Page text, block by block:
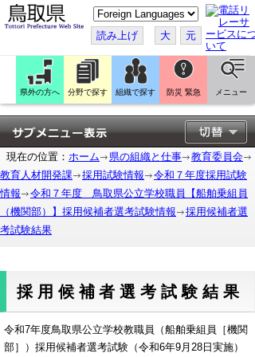
こ
の
ペ
ー
ジ
翻
訳
す
る
読み上げ 大 元
県外の方へ 分野で探す 組織で探す 防災 緊急 メニュー
現在の位置： ホーム 県の組織と仕事
教育委員会
教育人材開発課
採用試験情報
令和７年度採用試験
情報
令和７年度 鳥取県公立学校職員【船舶乗組員
（機関部）】採用候補者選考試験情報
採用候補者選
考試験結果
採用候補者選考試験結果
令和7年度鳥取県公立学校教職員（船舶乗組員［機関
部］）採用候補者選考試験（令和6年9月28日実施）